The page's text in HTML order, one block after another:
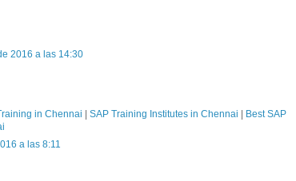
2016 a las 14:30
in Chennai SAP Training Institutes in Chennai
Best SAP
a las 8:11